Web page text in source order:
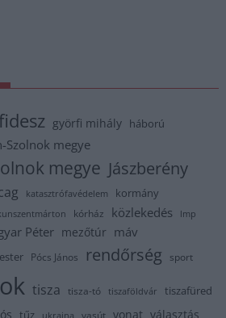
fidesz györfi mihály háború
Szolnok megye
megye Jászberény
katasztrófavédelem kormány
kórház közlekedés lmp
Péter mezőtúr máv
Pócs János rendőrség sport
tisza tisza-tó tiszaföldvár tiszafüred
tűz ukrajna vonat választás